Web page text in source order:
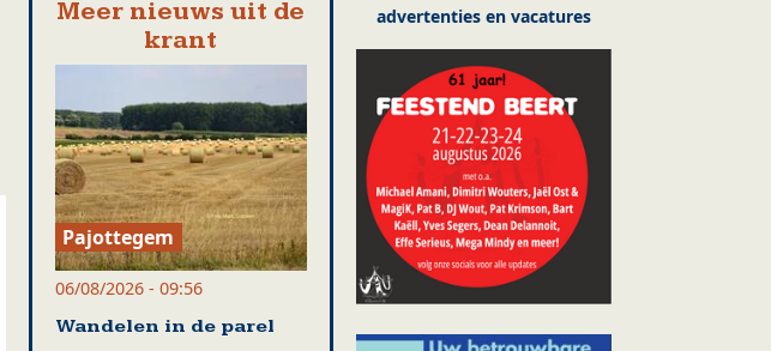
Meer nieuws uit de
krant
Pajottegem
06/08/2026 - 09:56
Wandelen in de parel
advertenties en vacatures